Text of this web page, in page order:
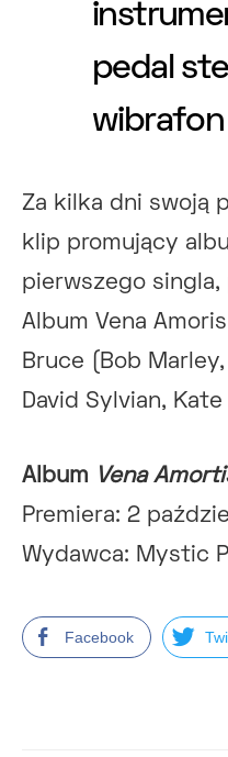
pedal
Za kilka dni swoją
klip promujący
pierwszego singla,
Album Vena
Bruce (Bob
David Sylvian, Kate
Album Vena
Premiera: 2
Wydawca: Mystic
Facebook